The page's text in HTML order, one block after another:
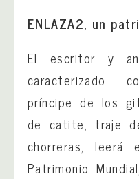
ENLAZA2, un
El escritor y
caracterizado
príncipe de los
de catite, traje
chorreras,
Patrimonio